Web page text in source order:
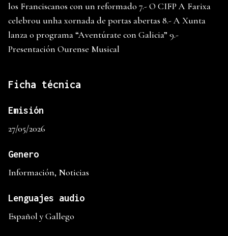
los Franciscanos con un reformado 7.- O CIFP A Farixa
celebrou unha xornada de portas abertas 8.- A Xunta
lanza o programa “Aventúrate con Galicia” 9.-
Presentación Ourense Musical
Ficha técnica
Emisión
27/05/2026
Genero
Información, Noticias
Lenguajes audio
Español y Gallego